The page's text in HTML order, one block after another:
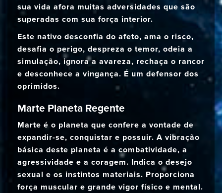
sua vida afora muitas adversidades que são
superadas com sua força interior.
Este nativo desconfia do afeto, ama o risco,
desafia o perigo, despreza o temor, odeia a
simulação, ignora a avareza, rechaça o rancor
e desconhece a vingança. É um defensor dos
oprimidos.
Marte Planeta Regente
Marte é o planeta que confere a vontade de
expandir-se, conquistar e possuir. A vibração
básica deste planeta é a combatividade, a
agressividade e a coragem. Indica o desejo
sexual e os instintos materiais. Proporciona
força muscular e grande vigor físico e mental.